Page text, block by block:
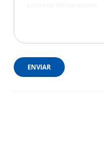
ENVIAR